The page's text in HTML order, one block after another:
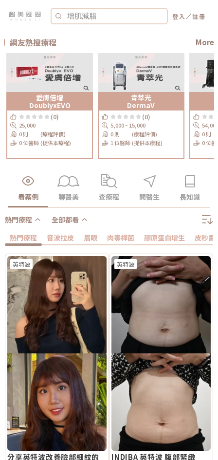
登入 ／註冊
網友熱搜療程 More
愛膚倍增
DoublyxEVO
(0)
25,000
0 則
(療程評價)
0 位醫師 (提供本療程)
青萃光
DermaV
(0)
5,000 ~ 15,000
0 則
(療程評價)
1 位醫師(提供本療程)
54,000
0 則
0 位醫
看案例 聊醫美 查療程 問醫生 長知識
熱門療程
全部都看
熱門療程
音波拉皮 眉眼 肉毒桿菌 膠原蛋白增生 皮秒雷
英特波
分享英特波改善臉部細紋的
英特波
INDIBA 英特波 腹部緊緻